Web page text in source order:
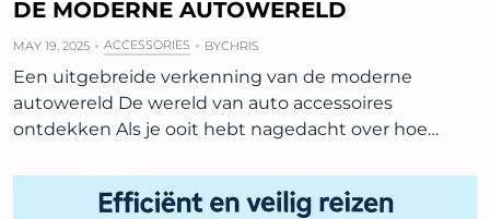
DE MODERNE AUTOWERELD
MAY 19, 2025 ACCESSORIES BYCHRIS
Een uitgebreide verkenning van de moderne
autowereld De wereld van auto accessoires
ontdekken Als je ooit hebt nagedacht over hoe…